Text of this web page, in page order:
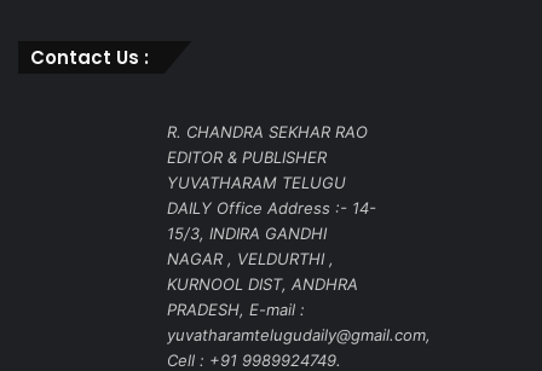
Contact Us :
R. CHANDRA SEKHAR RAO
EDITOR & PUBLISHER
YUVATHARAM TELUGU
DAILY Office Address :- 14-
15/3, INDIRA GANDHI
NAGAR , VELDURTHI ,
KURNOOL DIST, ANDHRA
PRADESH, E-mail :
yuvatharamtelugudaily@gmail.com,
Cell : +91 9989924749.